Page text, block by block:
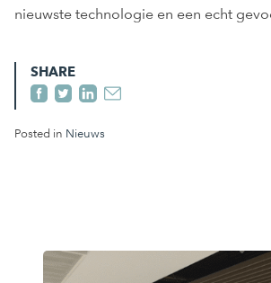
nieuwste technologie en een echt
SHARE
Posted in Nieuws